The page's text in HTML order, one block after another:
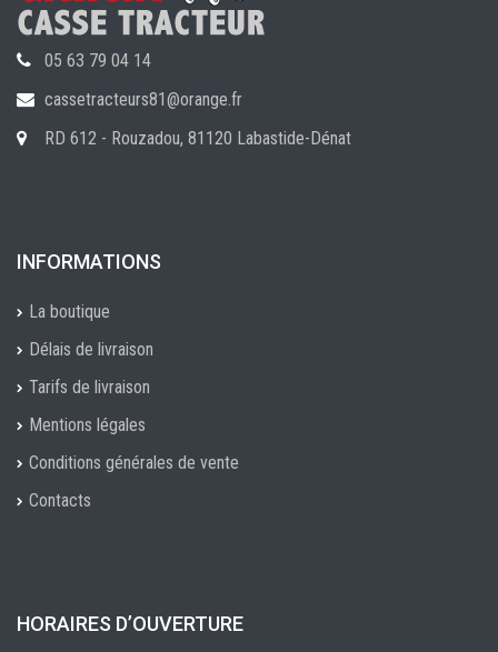
05 63 79 04 14
cassetracteurs81@orange.fr
RD 612 - Rouzadou, 81120 Labastide-Dénat
INFORMATIONS
La boutique
Délais de livraison
Tarifs de livraison
Mentions légales
Conditions générales de vente
Contacts
HORAIRES D’OUVERTURE